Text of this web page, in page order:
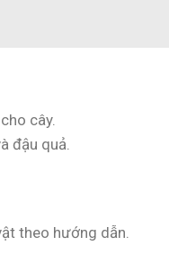
cây.
đậu quả.
theo hướng dẫn.